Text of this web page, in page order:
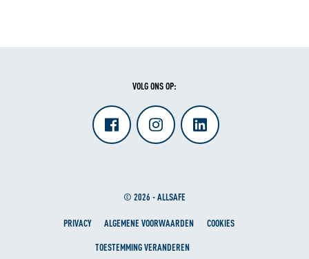
VOLG ONS OP:
© 2026 - ALLSAFE
PRIVACY ALGEMENE VOORWAARDEN COOKIES
TOESTEMMING VERANDEREN